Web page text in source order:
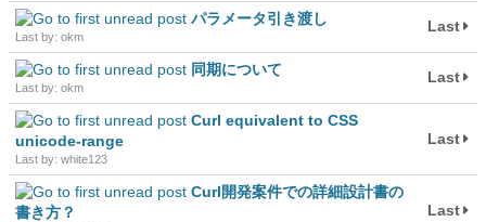
パラメータ引き渡し
Last by: okm
Last
同期について
Last by: okm
Last
Curl equivalent to CSS
unicode-range
Last by: white123
Last
Curl開発案件での詳細設計書の
書き方？
Last